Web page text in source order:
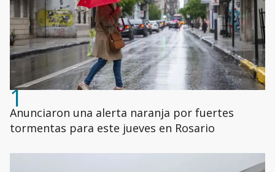
1
Anunciaron una alerta naranja por fuertes
tormentas para este jueves en Rosario